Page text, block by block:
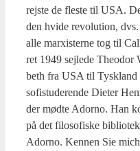
rej­ste de fle­ste til USA.
den hvi­de revo­lu­tion,
alle marxi­ster­ne tog til
ret 1949 sej­le­de
beth fra USA til
so­fistu­de­ren­de Die­ter
der mød­te Ador­no. Han
på det filo­so­fi­ske
Ador­no. Ken­nen Sie